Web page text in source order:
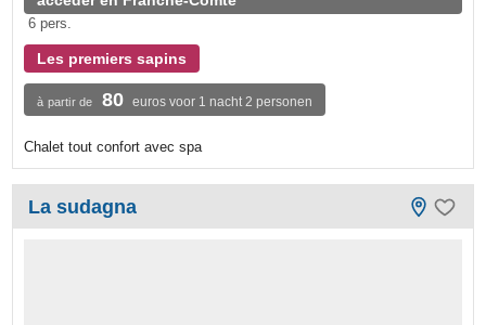
6 pers.
Les premiers sapins
à partir de 80 euros voor 1 nacht 2 personen
Chalet tout confort avec spa
La sudagna